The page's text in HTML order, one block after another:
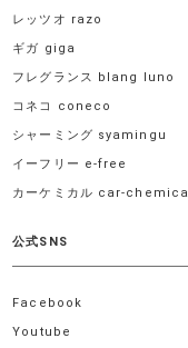
レッツオ razo
ギガ giga
フレグランス blang luno
コネコ coneco
シャーミング syamingu
イーフリー e-free
カーケミカル car-chemical
公式SNS
Facebook
Youtube